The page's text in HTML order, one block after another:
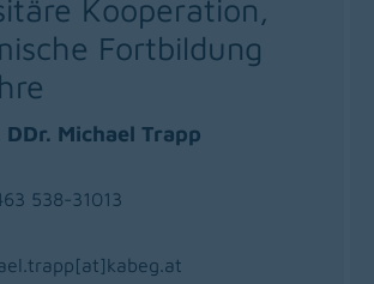
Kooperation,
Fortbildung
Michael Trapp
538-31013
at